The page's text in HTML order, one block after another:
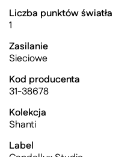
Liczba punktów światła
1
Zasilanie
Sieciowe
Kod producenta
31-38678
Kolekcja
Shanti
Label